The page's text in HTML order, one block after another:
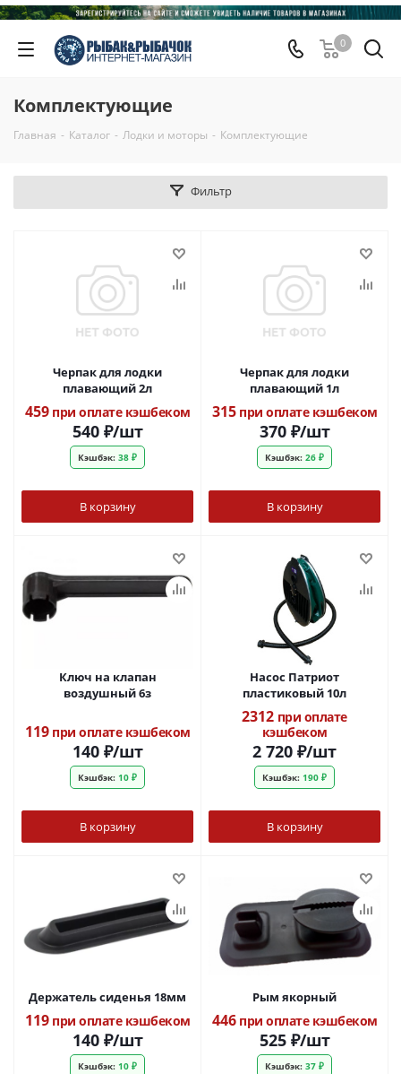
0
Комплектующие
Главная - Каталог - Лодки и моторы - Комплектующие
Фильтр
Черпак для лодки
плавающий 2л
459при оплате кэшбеком
540₽/шт
Кэшбэк: 38 ₽
В корзину
Черпак для лодки
плавающий 1л
315при оплате кэшбеком
370₽/шт
Кэшбэк: 26 ₽
В корзину
Ключ на клапан
воздушный 6з
119при оплате кэшбеком
140₽/шт
Кэшбэк: 10 ₽
В корзину
Насос Патриот
пластиковый 10л
2312 при оплате
кэшбеком
2 720 ₽/шт
Кэшбэк: 190 ₽
В корзину
Держатель сиденья 18мм
119при оплате кэшбеком
140₽/шт
Кэшбэк: 10 ₽
Рым якорный
446при оплате кэшбеком
525₽/шт
Кэшбэк: 37 ₽